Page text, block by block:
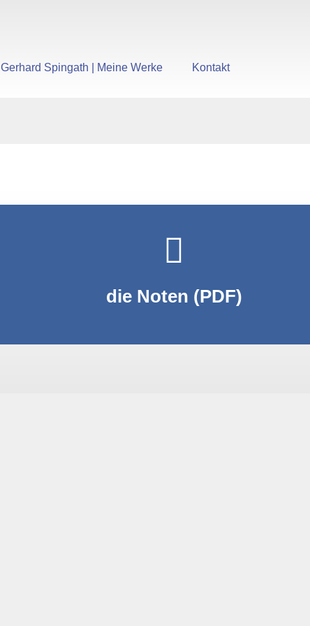
Gerhard Spingath | Meine Werke Kontakt
die Noten (PDF)